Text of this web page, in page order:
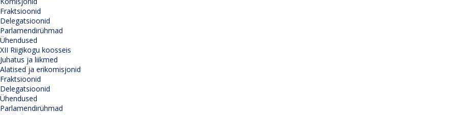
Fraktsioonid
Delegatsioonid
Parlamendirühmad
Ühendused
XII Riigikogu koosseis
Juhatus ja liikmed
Alatised ja erikomisjonid
Fraktsioonid
Delegatsioonid
Ühendused
Parlamendirühmad